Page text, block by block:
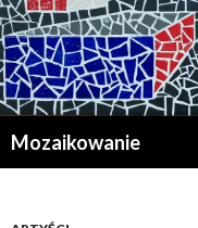
Mozaikowanie